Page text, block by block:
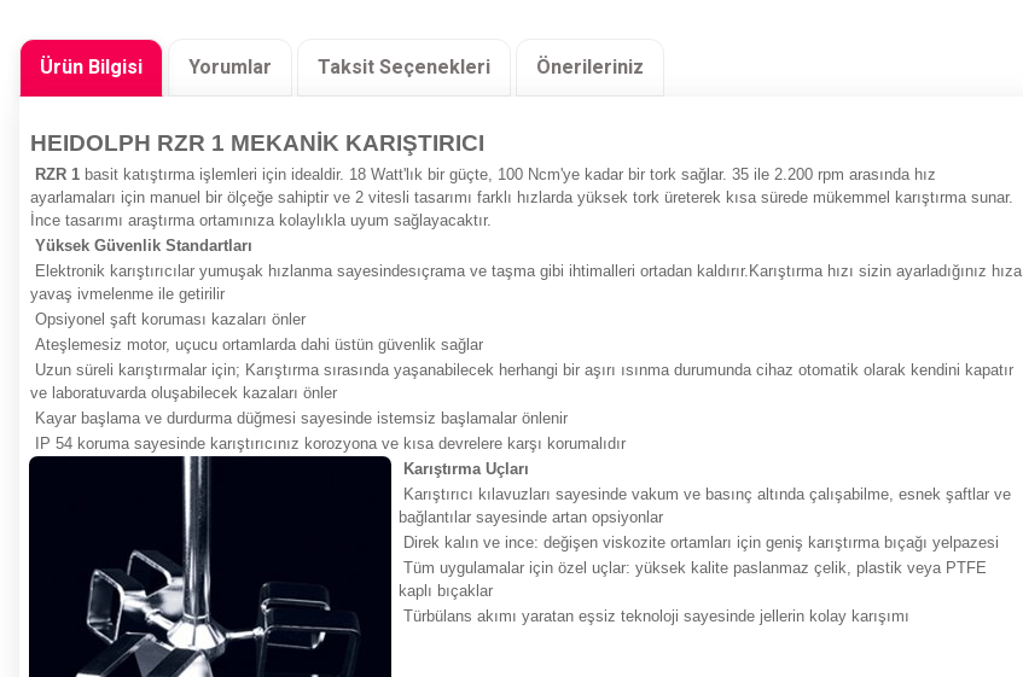
Ürün Bilgisi Yorumlar Taksit Seçenekleri Önerileriniz
HEIDOLPH RZR 1 MEKANİK KARIŞTIRICI
RZR 1 basit katıştırma işlemleri için idealdir. 18 Watt'lık bir güçte, 100 Ncm'ye kadar bir tork sağlar. 35 ile 2.200 rpm arasında hız
ayarlamaları için manuel bir ölçeğe sahiptir ve 2 vitesli tasarımı farklı hızlarda yüksek tork üreterek kısa sürede mükemmel karıştırma sunar.
İnce tasarımı araştırma ortamınıza kolaylıkla uyum sağlayacaktır.
Yüksek Güvenlik Standartları
Elektronik karıştırıcılar yumuşak hızlanma sayesindesıçrama ve taşma gibi ihtimalleri ortadan kaldırır. Karıştırma hızı sizin ayarladığınız hıza
yavaş ivmelenme ile getirilir
Opsiyonel şaft koruması kazaları önler
Ateşlemesiz motor, uçucu ortamlardadahi üstün güvenlik sağlar
Uzun süreli karıştırmalar için; Karıştırma sırasında yaşanabilecek herhangi bir aşırı ısınma durumunda cihaz otomatik olarak kendini kapatır
ve laboratuvarda oluşabilecek kazaları önler
Kayar başlama ve durdurma düğmesi sayesinde istemsiz başlamalar önlenir
IP 54 korumasayesinde karıştırıcınız korozyona ve kısa devrelere karşı korumalıdır
Karıştırma Uçları
Karıştırıcı kılavuzları sayesinde vakum ve basınç altında çalışabilme, esnek şaftlar ve
bağlantılar sayesinde artan opsiyonlar
Direk kalın ve ince: değişen viskozite ortamları için geniş karıştırma bıçağı yelpazesi
Tüm uygulamalar için özel uçlar: yüksek kalite paslanmaz çelik, plastik veya PTFE
kaplı bıçaklar
Türbülans akımı yaratan eşsiz teknoloji sayesinde jellerin kolay karışımı